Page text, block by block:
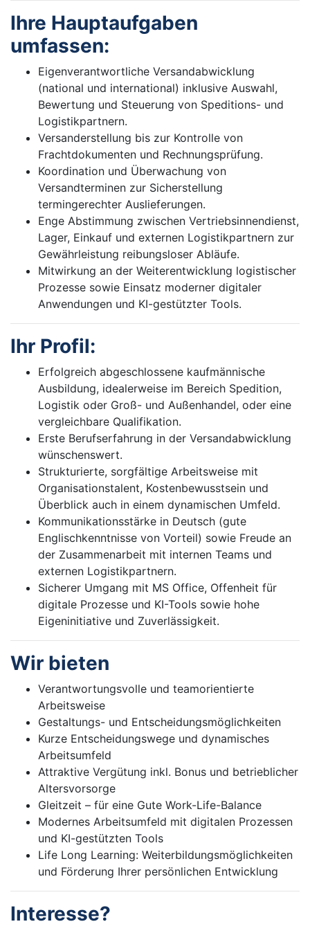
Ihre Hauptaufgaben
umfassen:
Eigenverantwortliche Versandabwicklung
(national und international) inklusive Auswahl,
Bewertung und Steuerung von Speditions- und
Logistikpartnern.
Versanderstellung bis zur Kontrolle von
Frachtdokumenten und Rechnungsprüfung.
Koordination und Überwachung von
Versandterminen zur Sicherstellung
termingerechter Auslieferungen.
Enge Abstimmung zwischen Vertriebsinnendienst,
Lager, Einkauf und externen Logistikpartnern zur
Gewährleistung reibungsloser Abläufe.
Mitwirkung an der Weiterentwicklung logistischer
Prozesse sowie Einsatz moderner digitaler
Anwendungen und KI-gestützter Tools.
Ihr Profil:
Erfolgreich abgeschlossene kaufmännische
Ausbildung, idealerweise im Bereich Spedition,
Logistik oder Groß- und Außenhandel, oder eine
vergleichbare Qualifikation.
Erste Berufserfahrung in der Versandabwicklung
wünschenswert.
Strukturierte, sorgfältige Arbeitsweise mit
Organisationstalent, Kostenbewusstsein und
Überblick auch in einem dynamischen Umfeld.
Kommunikationsstärke in Deutsch (gute
Englischkenntnisse von Vorteil) sowie Freude an
der Zusammenarbeit mit internen Teams und
externen Logistikpartnern.
Sicherer Umgang mit MS Office, Offenheit für
digitale Prozesse und KI-Tools sowie hohe
Eigeninitiative und Zuverlässigkeit.
Wir bieten
Verantwortungsvolle und teamorientierte
Arbeitsweise
Gestaltungs- und Entscheidungsmöglichkeiten
Kurze Entscheidungswege und dynamisches
Arbeitsumfeld
Attraktive Vergütung inkl. Bonus und betrieblicher
Altersvorsorge
Gleitzeit – für eine Gute Work-Life-Balance
Modernes Arbeitsumfeld mit digitalen Prozessen
und KI-gestützten Tools
Life Long Learning: Weiterbildungsmöglichkeiten
und Förderung Ihrer persönlichen Entwicklung
Interesse?